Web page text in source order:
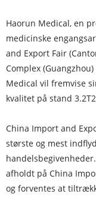
Haorun Medical, en
medicinske
and Export Fair
Complex
Medical vil fremvise
kvalitet på stand
China Import and
største og mest
afholdt på China
og forventes at